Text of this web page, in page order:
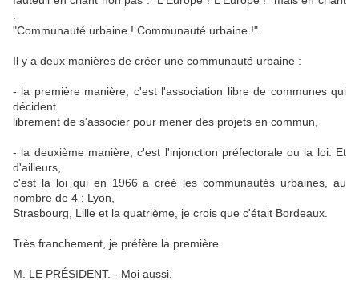
:
"Communauté urbaine ! Communauté urbaine !".
Il y a deux manières de créer une communauté urbaine :
- la première manière, c'est l'association libre de communes qui
décident
librement de s'associer pour mener des projets en commun,
- la deuxième manière, c'est l'injonction préfectorale ou la loi. Et
d'ailleurs,
c'est la loi qui en 1966 a créé les communautés urbaines, au
nombre de 4 : Lyon,
Strasbourg, Lille et la quatrième, je crois que c'était Bordeaux.
Très franchement, je préfère la première.
M. LE PRÉSIDENT. - Moi aussi.